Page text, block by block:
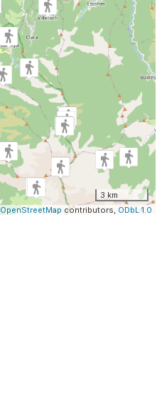
3 km
OpenStreetMap contributors, ODbL 1.0